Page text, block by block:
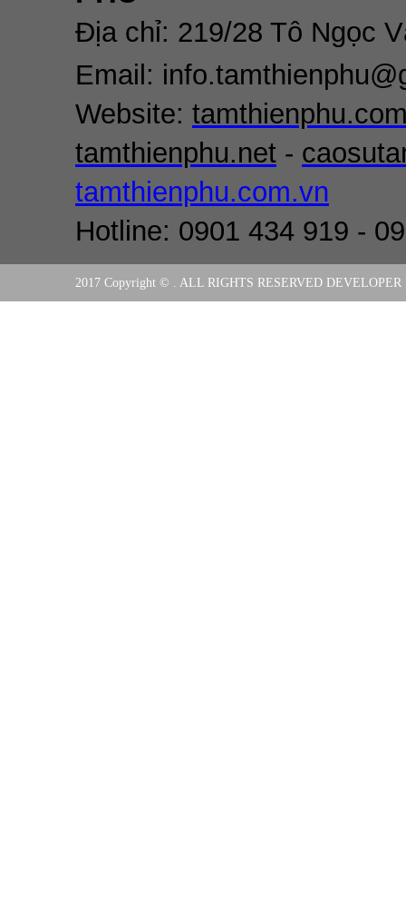
Địa chỉ: 219/28 Tô Ngọc
Email:
Website:
tamthienphu.net -
tamthienphu.com.vn
Hotline: 0901 434 919 -
2017 Copyright © . ALL RIGHTS RESERVED DEVELOPER